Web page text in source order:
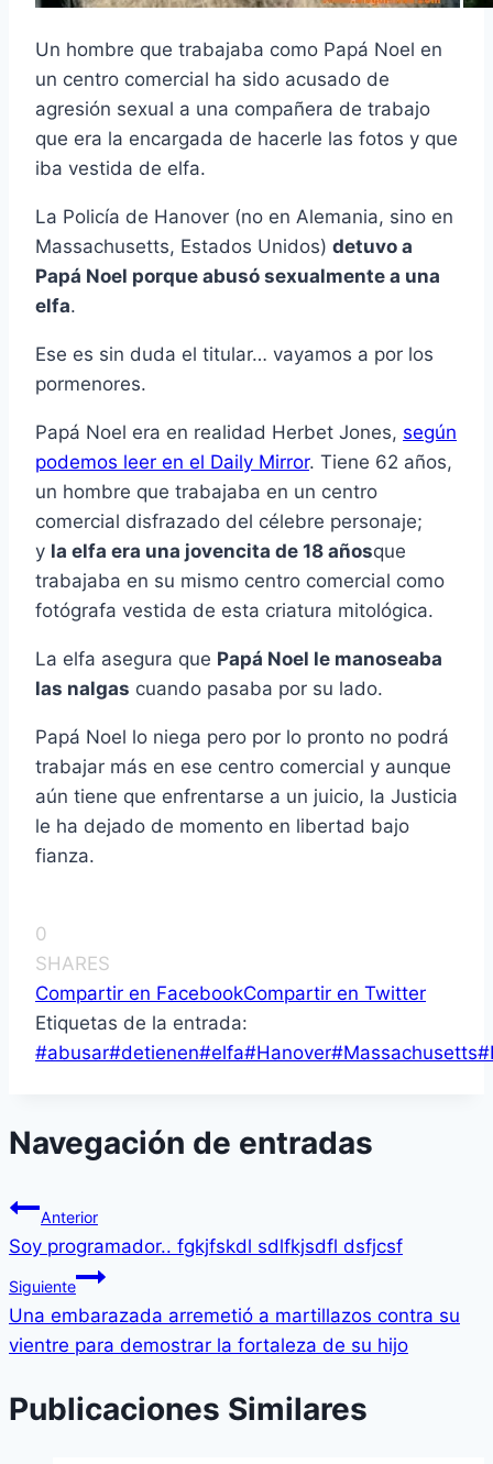
Un hombre que trabajaba como Papá Noel en
un centro comercial ha sido acusado de
agresión sexual a una compañera de trabajo
que era la encargada de hacerle las fotos y que
iba vestida de elfa.
La Policía de Hanover (no en Alemania, sino en
Massachusetts, Estados Unidos) detuvo a
Papá Noel porque abusó sexualmente a una
elfa.
Ese es sin duda el titular… vayamos a por los
pormenores.
Papá Noel era en realidad Herbet Jones, según
podemos leer en el Daily Mirror. Tiene 62 años,
un hombre que trabajaba en un centro
comercial disfrazado del célebre personaje;
y la elfa era una jovencita de 18 añosque
trabajaba en su mismo centro comercial como
fotógrafa vestida de esta criatura mitológica.
La elfa asegura que Papá Noel le manoseaba
las nalgas cuando pasaba por su lado.
Papá Noel lo niega pero por lo pronto no podrá
trabajar más en ese centro comercial y aunque
aún tiene que enfrentarse a un juicio, la Justicia
le ha dejado de momento en libertad bajo
fianza.
0
SHARES
Compartir en FacebookCompartir en Twitter
Etiquetas de la entrada:
#abusar#detienen#elfa#Hanover#Massachusetts#
Navegación de entradas
Anterior
Soy programador.. fgkjfskdl sdlfkjsdfl dsfjcsf
Siguiente
Una embarazada arremetió a martillazos contra su
vientre para demostrar la fortaleza de su hijo
Publicaciones Similares